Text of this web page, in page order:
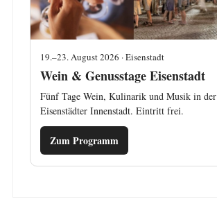
19.–23. August 2026 · Eisenstadt
Wein & Genusstage Eisenstadt
Fünf Tage Wein, Kulinarik und Musik in der
Eisenstädter Innenstadt. Eintritt frei.
Zum Programm